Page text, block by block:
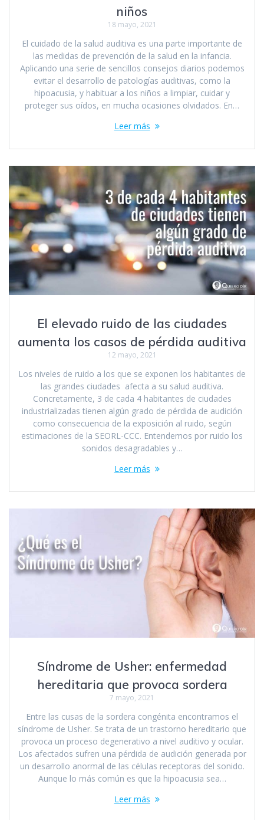
niños
18 mayo, 2021
El cuidado de la salud auditiva es una parte importante de
las medidas de prevención de la salud en la infancia.
Aplicando una serie de sencillos consejos diarios podemos
evitar el desarrollo de patologías auditivas, como la
hipoacusia, y habituar a los niños a limpiar, cuidar y
proteger sus oídos, en mucha ocasiones olvidados. En…
Leer más
El elevado ruido de las ciudades
aumenta los casos de pérdida auditiva
12 mayo, 2021
Los niveles de ruido a los que se exponen los habitantes de
las grandes ciudades afecta a su salud auditiva.
Concretamente, 3 de cada 4 habitantes de ciudades
industrializadas tienen algún grado de pérdida de audición
como consecuencia de la exposición al ruido, según
estimaciones de la SEORL-CCC. Entendemos por ruido los
sonidos desagradables y…
Leer más
Síndrome de Usher: enfermedad
hereditaria que provoca sordera
7 mayo, 2021
Entre las cusas de la sordera congénita encontramos el
síndrome de Usher. Se trata de un trastorno hereditario que
provoca un proceso degenerativo a nivel auditivo y ocular.
Los afectados sufren una pérdida de audición generada por
un desarrollo anormal de las células receptoras del sonido.
Aunque lo más común es que la hipoacusia sea…
Leer más